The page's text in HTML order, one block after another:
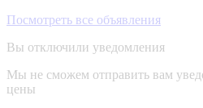
Посмотреть все объявления
Вы отключили уведомления
Мы не сможем отправить вам
цены